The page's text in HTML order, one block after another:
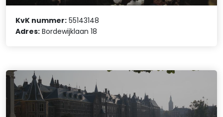
KvK nummer: 55143148
Adres: Bordewijklaan 18